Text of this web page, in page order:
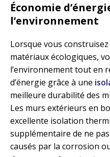
Économie
l’environnement
Lorsque vous
matériaux écologiques,
l’environnement tout en
d’énergie grâce à une
meilleure durabilité des
Les murs extérieurs en
excellente isolation
supplémentaire de ne
causés par la corrosion